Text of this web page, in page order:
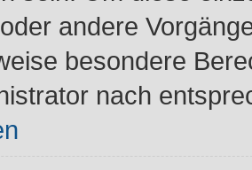
andere
besondere
nach